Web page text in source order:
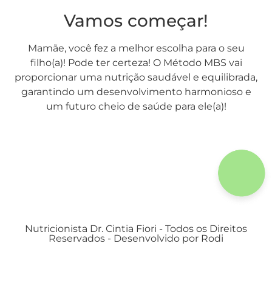
Vamos começar!
Mamãe, você fez a melhor escolha para o seu
filho(a)! Pode ter certeza! O Método MBS vai
proporcionar uma nutrição saudável e equilibrada,
garantindo um desenvolvimento harmonioso e
um futuro cheio de saúde para ele(a)!
Nutricionista Dr. Cintia Fiori - Todos os Direitos
Reservados - Desenvolvido por Rodi